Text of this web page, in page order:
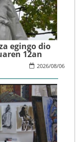
egingo dio
12an
2026/08/06